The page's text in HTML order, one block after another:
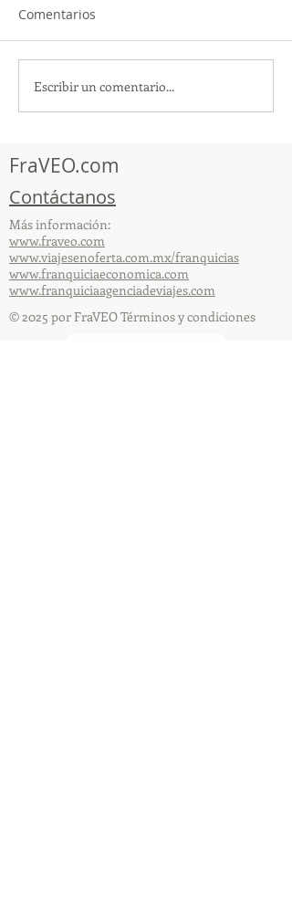
TourTravelynByFraveo
participó en la
Comentarios
Escribir un comentario...
FraVEO.com
Contáctanos
Más información:
www.fraveo.com
www.viajesenoferta.com.mx/franquicias
www.franquiciaeconomica.com
www.franquiciaagenciadeviajes.com
© 2025 por FraVEO Términos y condiciones